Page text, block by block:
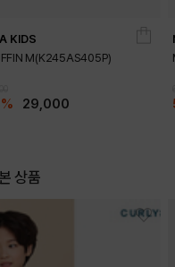
KIDS
M(K245AS405P)
29,000
상품